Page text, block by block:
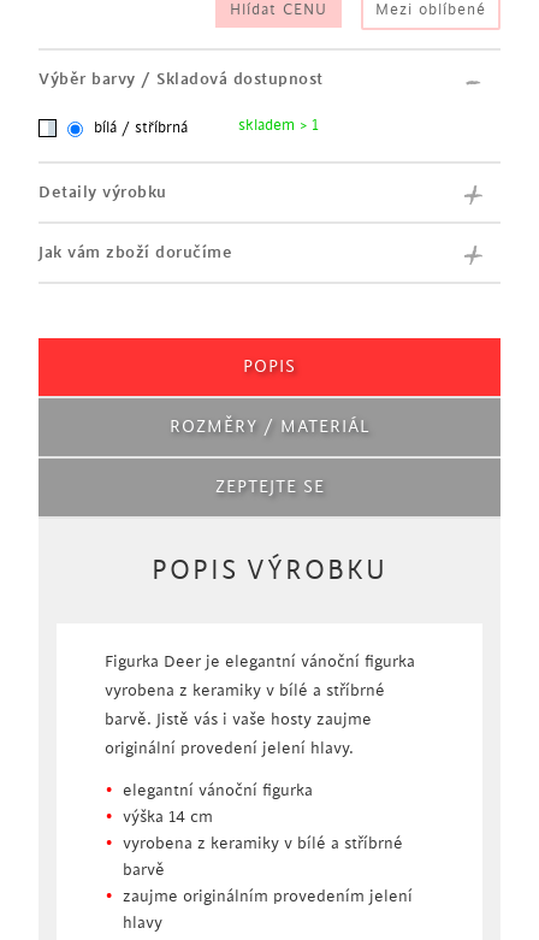
Hlídat CENU Mezi oblíbené
Výběr barvy / Skladová dostupnost
bílá / stříbrná skladem > 1
Detaily výrobku
Jak vám zboží doručíme
POPIS
ROZMĚRY / MATERIÁL
ZEPTEJTE SE
POPIS VÝROBKU
Figurka Deer je elegantní vánoční figurka
vyrobena z keramiky v bílé a stříbrné
barvě. Jistě vás i vaše hosty zaujme
originální provedení jelení hlavy.
elegantní vánoční figurka
výška 14 cm
vyrobena z keramiky v bílé a stříbrné
barvě
zaujme originálním provedením jelení
hlavy